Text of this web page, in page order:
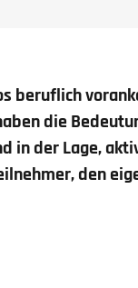
beruflich
die
in der Lage,
den